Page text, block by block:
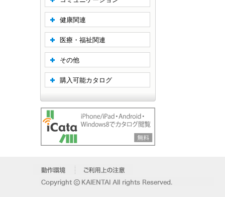
健康関連
医療・福祉関連
その他
購入可能カタログ